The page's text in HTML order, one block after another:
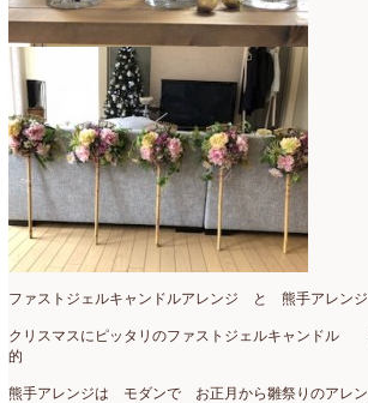
ファストジェルキャンドルアレンジ と 熊手アレンジ
クリスマスにピッタリのファストジェルキャンドル
的
熊手アレンジは モダンで お正月から雛祭りのアレン